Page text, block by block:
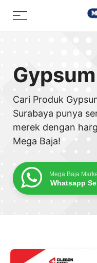
Menu
Gypsum
Cari Produk
Surabaya punya
merek dengan
Mega Baja!
Mega Baja
Whatsapp